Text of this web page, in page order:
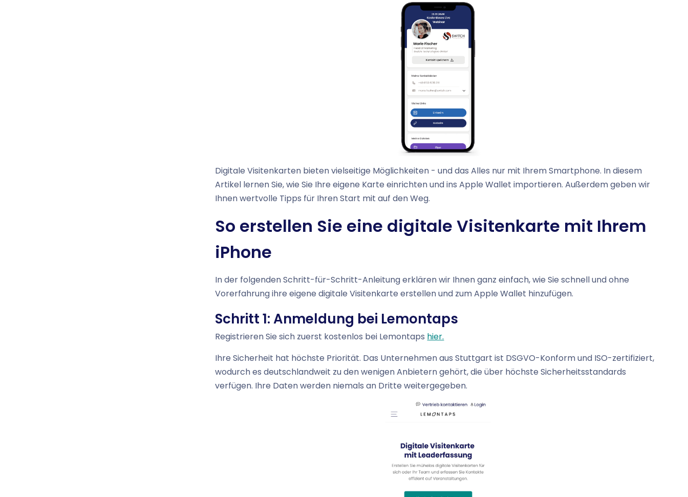
Digitale Visitenkarten bieten vielseitige Möglichkeiten - und das Alles nur mit Ihrem Smartphone. In diesem
Artikel lernen Sie, wie Sie Ihre eigene Karte einrichten und ins Apple Wallet importieren. Außerdem geben wir
Ihnen wertvolle Tipps für Ihren Start mit auf den Weg.
So erstellen Sie eine digitale Visitenkarte mit Ihrem
iPhone
In der folgenden Schritt-für-Schritt-Anleitung erklären wir Ihnen ganz einfach, wie Sie schnell und ohne
Vorerfahrung ihre eigene digitale Visitenkarte erstellen und zum Apple Wallet hinzufügen.
Schritt 1: Anmeldung bei Lemontaps
Registrieren Sie sich zuerst kostenlos bei Lemontaps hier.
Ihre Sicherheit hat höchste Priorität. Das Unternehmen aus Stuttgart ist DSGVO-Konform und ISO-zertifiziert,
wodurch es deutschlandweit zu den wenigen Anbietern gehört, die über höchste Sicherheitsstandards
verfügen. Ihre Daten werden niemals an Dritte weitergegeben.